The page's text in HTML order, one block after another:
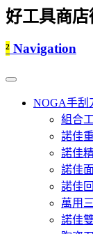
好工具商
² Navigation
NOGA手刮
組合
諾佳
諾佳
諾佳
諾佳
萬用
諾佳